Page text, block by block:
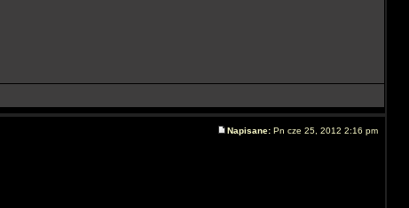
Napisane: Pn cze 25, 2012 2:16 pm